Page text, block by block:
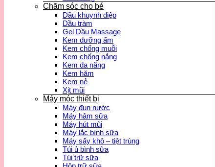
Chăm sóc cho bé
Dầu khuynh diệp
Dầu tràm
Gel Dầu Massage
Kem dưỡng ẩm
Kem chống muỗi
Kem chống nắng
Kem đa năng
Kem hăm
Kem nẻ
Xịt mũi
Máy móc thiết bị
Máy đun nước
Máy hâm sữa
Máy hút mũi
Máy lắc bình sữa
Máy sấy khô – tiệt trùng
Túi ủ bình sữa
Túi trữ sữa